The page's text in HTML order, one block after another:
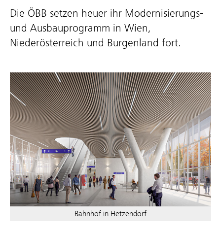
Die ÖBB setzen heuer ihr Modernisierungs-
und Ausbauprogramm in Wien,
Niederösterreich und Burgenland fort.
Bahnhof in Hetzendorf